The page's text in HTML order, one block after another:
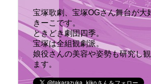
宝塚歌劇、宝塚OGさん舞台が大
きーこです。
ときどき劇団四季。
宝塚は全組観劇派。
娘役さんの美容や姿勢も研究し
ます。